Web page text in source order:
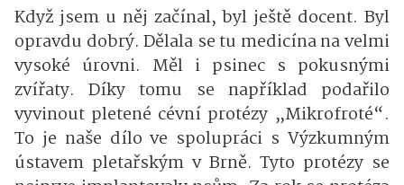
Když jsem u něj začínal, byl ještě docent. Byl
opravdu dobrý. Dělala se tu medicína na velmi
vysoké úrovni. Měl i psinec s pokusnými
zvířaty. Díky tomu se například podařilo
vyvinout pletené cévní protézy „Mikrofroté“.
To je naše dílo ve spolupráci s Výzkumným
ústavem pletařským v Brně. Tyto protézy se